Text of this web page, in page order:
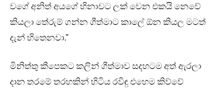
වගේ අනිත් අයගේ හිනාවට ලක් වෙන එකයි නෙවේ
කියලා තේරුම් ගන්න ගීත්මාට කාලේ ඕන කියල මටත්
දැන් හිතෙනවා.”
මිනිත්තු කීපෙකට කලින් ගීත්මාව සදහටම අත් ඇරලා
දාන තරමේ තරහකින් හිටිය රවිඳු එහෙම කිව්වේ